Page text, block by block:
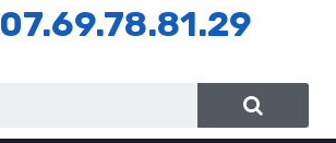
07.69.78.81.29